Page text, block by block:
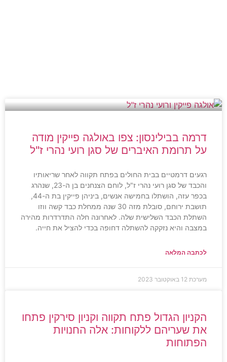
דרמה בבילינסון: צפו באולגה פייקין מודה
על תרומת האיברים של סגן רועי נהרי ז"ל
רגעים דרמטיים בבית החולים בפתח תקווה לאחר שריאותיו
והכבד של סגן רועי נהרי ז"ל, לוחם הצנחנים בן ה-23, שנהרג
בכפר עזה, הושתלו בחמישה אנשים, ביניהן פייקין בת ה-44,
תושבת ירוחם, סובלת מזה 30 שנה ממחלת כבד קשה ווזו
השתלת הכבד השלישית שלה. לאחרונה חלה התדרדרות מהירה
במצבה והיא נזקקה להשתלה דחופה בכדי להציל את חייה.
לכתבה המלאה
מערכת 12 באוקטובר 2023
הקניון הגדול פתח תקווה וקניון סירקין פתחו
את שעריהם ללקוחות: אלה החנויות
הפתוחות